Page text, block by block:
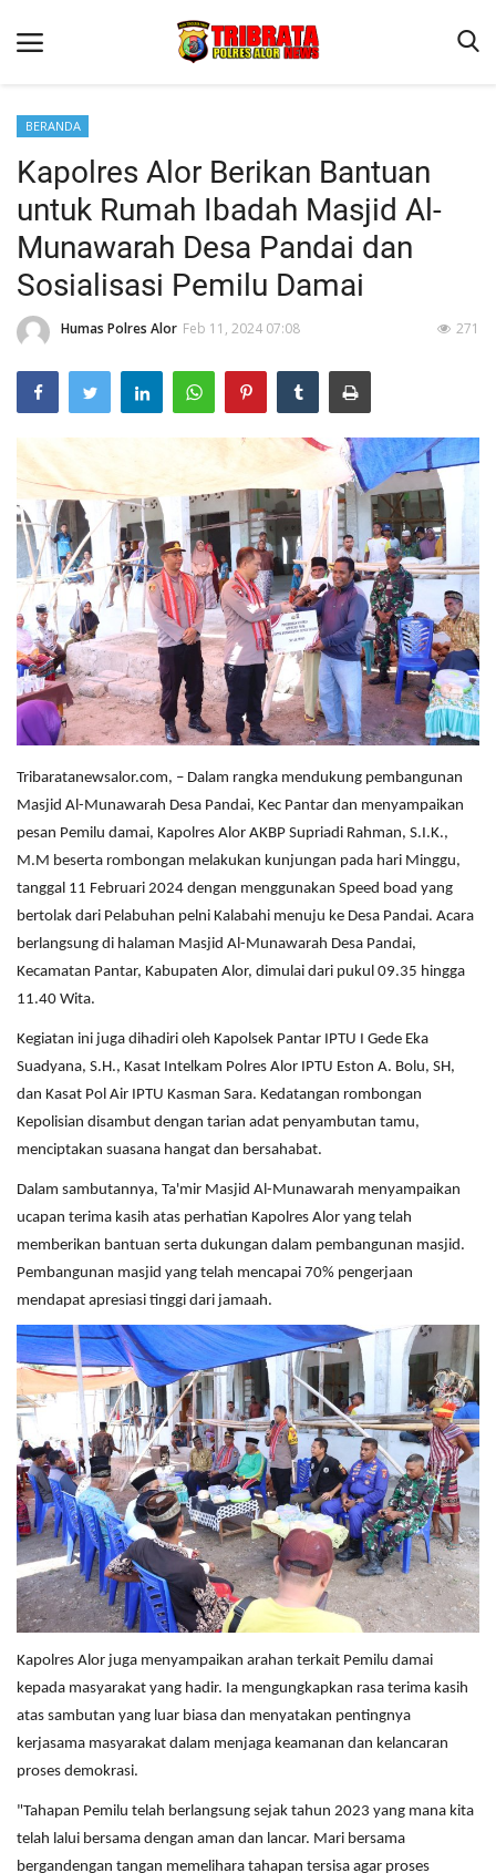
Beranda
Terms & Conditions
Reskrim
Binkam
Lantas
Giat Ops
Mitra Polisi
Polisi Kita
BERANDA
Kapolres Alor Berikan Bantuan
untuk Rumah Ibadah Masjid Al-
Munawarah Desa Pandai dan
Sosialisasi Pemilu Damai
Humas Polres Alor Feb 11, 2024 07:08 271
Tribaratanewsalor.com, – Dalam rangka mendukung pembangunan
Masjid Al-Munawarah Desa Pandai, Kec Pantar dan menyampaikan
pesan Pemilu damai, Kapolres Alor AKBP Supriadi Rahman, S.I.K.,
M.M beserta rombongan melakukan kunjungan pada hari Minggu,
tanggal 11 Februari 2024 dengan menggunakan Speed boad yang
bertolak dari Pelabuhan pelni Kalabahi menuju ke Desa Pandai. Acara
berlangsung di halaman Masjid Al-Munawarah Desa Pandai,
Kecamatan Pantar, Kabupaten Alor, dimulai dari pukul 09.35 hingga
11.40 Wita.
Kegiatan ini juga dihadiri oleh Kapolsek Pantar IPTU I Gede Eka
Suadyana, S.H., Kasat Intelkam Polres Alor IPTU Eston A. Bolu, SH,
dan Kasat Pol Air IPTU Kasman Sara. Kedatangan rombongan
Kepolisian disambut dengan tarian adat penyambutan tamu,
menciptakan suasana hangat dan bersahabat.
Dalam sambutannya, Ta'mir Masjid Al-Munawarah menyampaikan
ucapan terima kasih atas perhatian Kapolres Alor yang telah
memberikan bantuan serta dukungan dalam pembangunan masjid.
Pembangunan masjid yang telah mencapai 70% pengerjaan
mendapat apresiasi tinggi dari jamaah.
Kapolres Alor juga menyampaikan arahan terkait Pemilu damai
kepada masyarakat yang hadir. Ia mengungkapkan rasa terima kasih
atas sambutan yang luar biasa dan menyatakan pentingnya
kerjasama masyarakat dalam menjaga keamanan dan kelancaran
proses demokrasi.
"Tahapan Pemilu telah berlangsung sejak tahun 2023 yang mana kita
telah lalui bersama dengan aman dan lancar. Mari bersama
bergandengan tangan memelihara tahapan tersisa agar proses